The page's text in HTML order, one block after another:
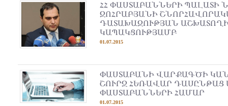
ՀՀ ՓԱՍՏԱԲԱՆՆԵՐԻ ՊԱԼԱՏԻ
ԶՈՀՐԱԲՅԱՆԻ
ԴԱՏԱԽԱԶՈՒԹՅԱՆ
ԿԱՊԱԿՑՈՒԹՅԱՄԲ
01.07.2015
ՓԱՍՏԱԲԱՆԻ ՎԱՐՔԱԳԾԻ
ՇՈՒՐՋ ՀԵՌԱՎԱՐ ԴԱՍԸՆԹԱՑ
ՓԱՍՏԱԲԱՆՆԵՐԻ ՀԱՄԱՐ
01.07.2015